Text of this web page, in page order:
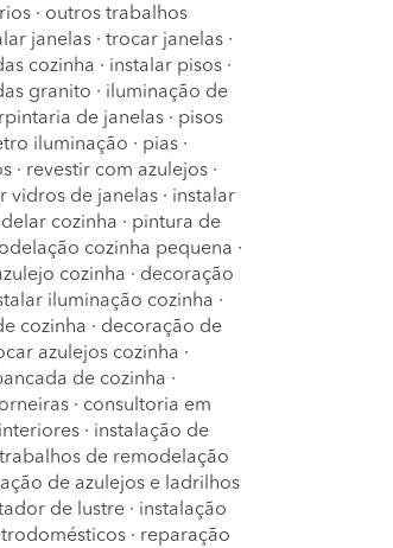
· outros trabalhos
janelas ·trocar janelas ·
cozinha · instalar pisos ·
granito · iluminação de
de janelas · pisos
iluminação · pias ·
· revestir com azulejos ·
vidros de janelas · instalar
cozinha · pintura de
cozinha pequena ·
cozinha · decoração
iluminação cozinha ·
cozinha · decoração de
azulejos cozinha ·
de cozinha ·
· consultoria em
· instalação de
de remodelação
de azulejos e ladrilhos
de lustre · instalação
· reparação